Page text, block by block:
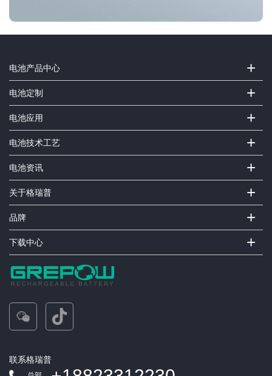
电池产品中心 +
电池定制 +
电池应用 +
电池技术工艺 +
电池资讯 +
关于格瑞普 +
品牌 +
下载中心 +
联系格瑞普